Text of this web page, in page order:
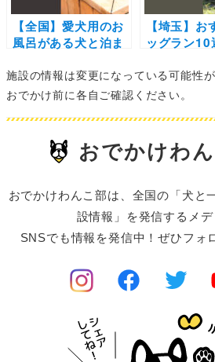
【全国】愛犬用のお
風呂がある犬と泊ま
呂付き客室や貸切風
呂まで！わんこと一
♪
【埼玉】お
ッグラン10
き）無料や
然温泉併設
施設の情報は変更になっている可能性が
おでかけ前に各自ご確認ください。
おでかけわ
おでかけわんこ部は、全国の「犬と
設情報」を発信するメデ
SNSでも情報を発信中！ぜひフォ